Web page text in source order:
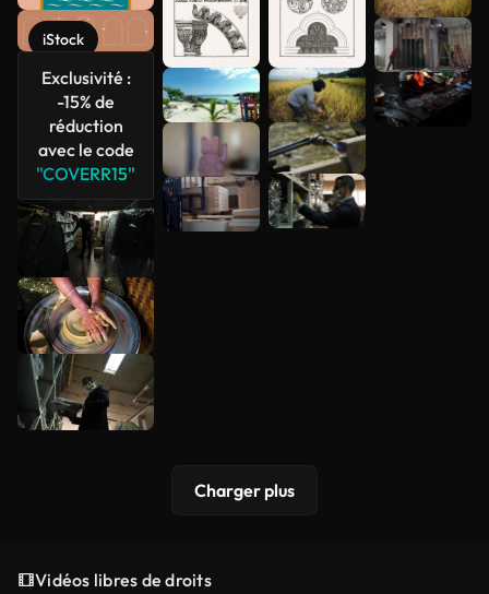
iStock
Exclusivité :
-15% de
réduction
avec le code
"COVERR15"
Charger plus
Vidéos libres de droits